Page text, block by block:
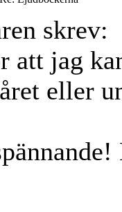
skrev:
att jag
eller